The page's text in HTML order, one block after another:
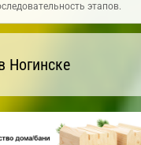
этапов.
Ногинске